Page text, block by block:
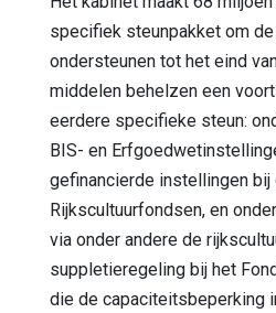
specifiek steunpakket om
ondersteunen tot het eind
middelen behelzen een
eerdere specifieke steun:
BIS- en
gefinancierde instellingen bij
Rijkscultuurfondsen, en
via onder andere de
suppletieregeling bij het
die de capaciteitsbeperking